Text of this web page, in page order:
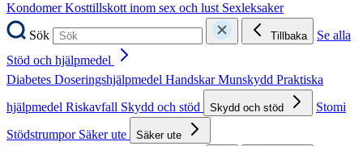
KondomerKosttillskott inom sex och lust Sexleksaker
Sök
Tillbaka
Se alla
Stöd och hjälpmedel
Diabetes Doseringshjälpmedel HandskarMunskydd Praktiska
hjälpmedel Riskavfall Skydd och stöd Skydd och stöd
Stomi
Stödstrumpor Säker ute Säker ute